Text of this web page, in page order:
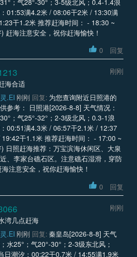
01:53满4.2米 / 08:06干2米 / 13:30满
干1.2米 推荐赶海时间： - 18:30 ~
赶海注意安全，祝你赶海愉快！
0 回复
刚刚
海合适
.EI 刚刚 回复: 为您查询附近日照港的
参考： 日照港[2026-8-8] 天气情况：
；气25°-32°；2-3级北风；0.3-1浪
00:51满4.3米 / 06:57干2.1米 / 12:37
干1.1米 推荐赶海时间： - 17:00 ~
日照赶海推荐：万宝滨海休闲区、大泉
、李家台礁石区。注意礁石湿滑，穿防
注意安全，祝你赶海愉快！
0 回复
刚刚
湾几点赶海
.EI 刚刚 回复: 秦皇岛[2026-8-8] 天气
水25°；气20°-30°；2-3级东北风；
日潮汐：00:22干0.7米 / 14:55满1.9米